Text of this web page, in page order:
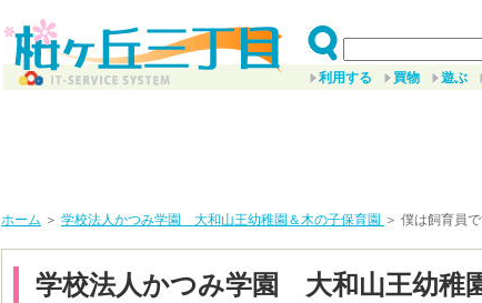
利用する 買物 遊ぶ
ホーム ＞ 学校法人かつみ学園 大和山王幼稚園＆木の子保育園 ＞ 僕は飼育員で
学校法人かつみ学園 大和山王幼稚